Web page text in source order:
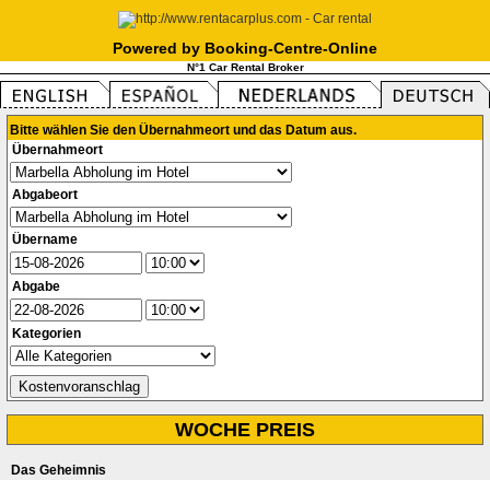
Powered by Booking-Centre-Online
N°1 Car Rental Broker
Bitte wählen Sie den Übernahmeort und das Datum aus.
Übernahmeort
Abgabeort
Übername
Abgabe
Kategorien
WOCHE PREIS
Das Geheimnis